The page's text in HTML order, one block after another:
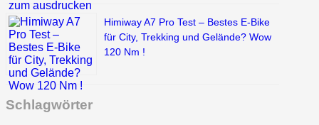
Himiway A7 Pro Test – Bestes E-Bike
für City, Trekking und Gelände? Wow
120 Nm !
Schlagwörter